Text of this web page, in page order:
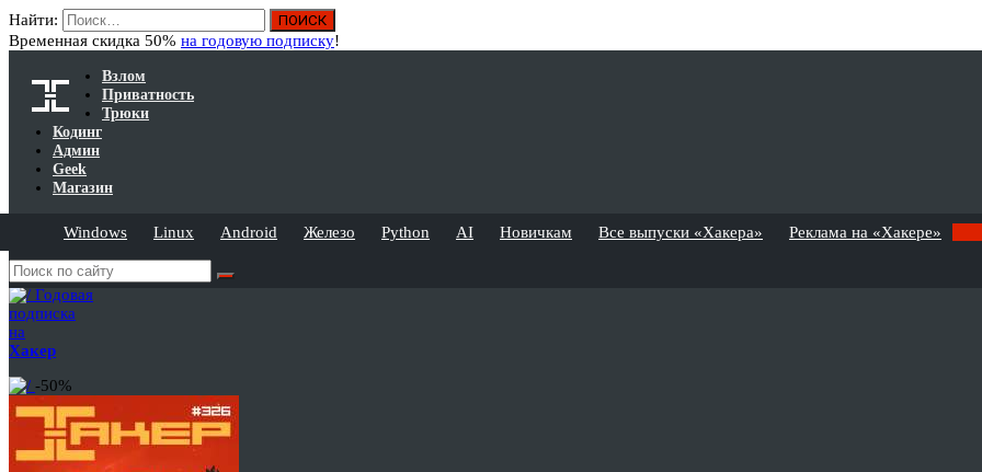
Найти:
Временная скидка 50% на годовую подписку!
Взлом
Приватность
Трюки
Кодинг
Админ
Geek
Магазин
Windows Linux Android Железо Python AI Новичкам Все выпуски «Хакера» Реклама на «Хакере»
Годовая
подписка
на
Хакер
-50%